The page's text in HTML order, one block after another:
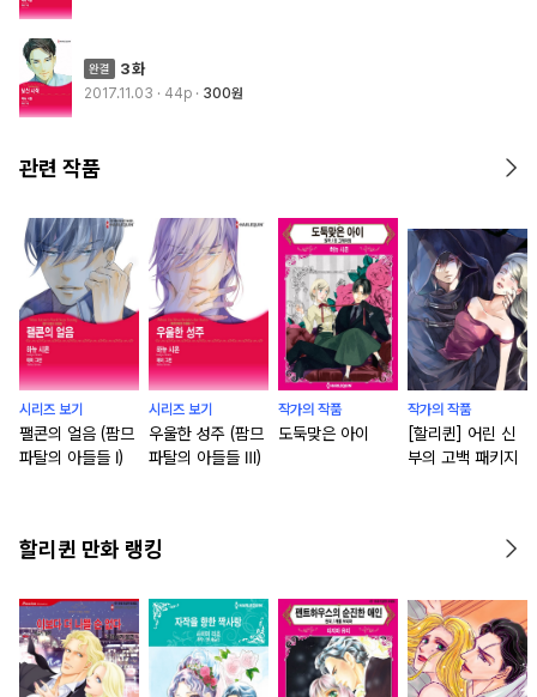
3화
2017.11.03 · 44p 300원
관련 작품
시리즈 보기
팰콘의 얼음 (팜므
파탈의 아들들 Ⅰ)
시리즈 보기
우울한 성주 (팜므
파탈의 아들들 Ⅲ)
작가의 작품
도둑맞은 아이
작가의 작품
[할리퀸] 어린 신
부의 고백 패키지
할리퀸 만화 랭킹